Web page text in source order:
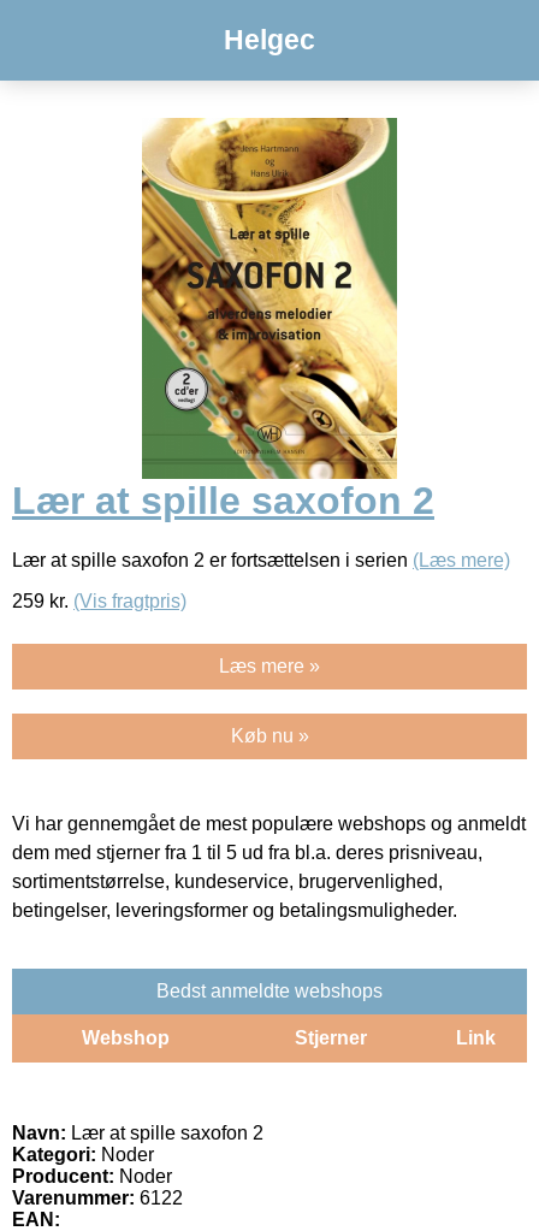
Helgec
Lær at spille saxofon 2
Lær at spille saxofon 2 er fortsættelsen i serien (Læs mere)
259 kr. (Vis fragtpris)
Læs mere »
Køb nu »
Vi har gennemgået de mest populære webshops og anmeldt
dem med stjerner fra 1 til 5 ud fra bl.a. deres prisniveau,
sortimentstørrelse, kundeservice, brugervenlighed,
betingelser, leveringsformer og betalingsmuligheder.
Bedst anmeldte webshops
Webshop Stjerner Link
Navn: Lær at spille saxofon 2
Kategori: Noder
Producent: Noder
Varenummer: 6122
EAN: